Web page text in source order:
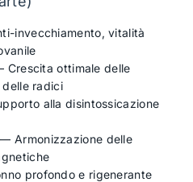
invecchiamento, vitalità
ottimale delle
delle radici
alla disintossicazione
— Armonizzazione delle
profondo e rigenerante